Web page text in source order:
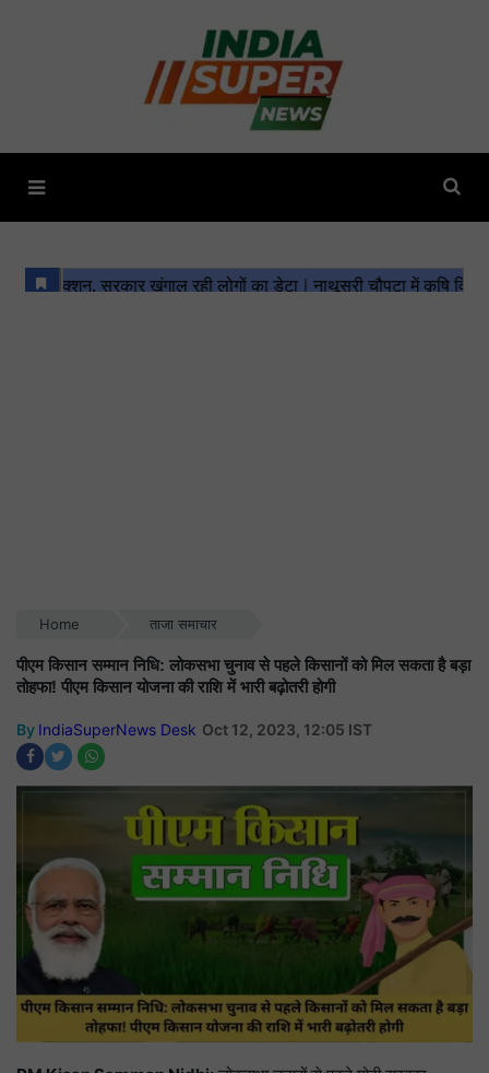
Home ताजा समाचार
पीएम किसान सम्मान निधि: लोकसभा चुनाव से पहले किसानों को मिल सकता है बड़ा
तोहफा! पीएम किसान योजना की राशि में भारी बढ़ोतरी होगी
By IndiaSuperNews Desk Oct 12, 2023, 12:05 IST